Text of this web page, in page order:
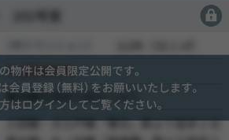
眺望と陽光に恵まれた住まいとなります☆ 3LDKの
イツリーも望める眺望！ 7月にリノベーションも完
成☆ 気になった方はお気軽にご連絡ください。 お問
い合わせお待ちしております。
詳細を見る
会員限定
会員限定
-